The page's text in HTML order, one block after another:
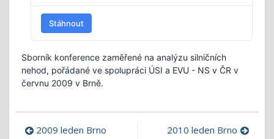
Stáhnout
Sborník konference zaměřené na analýzu silničních
nehod, pořádané ve spolupráci ÚSI a EVU - NS v ČR v
červnu 2009 v Brně.
Navigace
2009 leden Brno 2010 leden Brno